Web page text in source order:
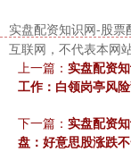
实盘配资知识网-股
互联网，不代表本网
上一篇： 实盘配资
工作：白领岗亭风
下一篇： 实盘配资
盘：好意思股涨跌